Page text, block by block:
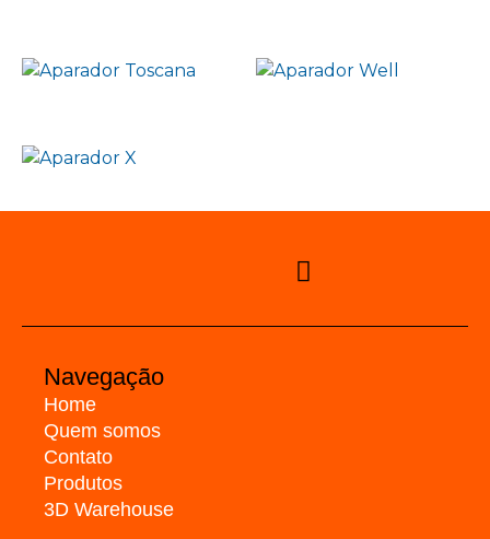
Navegação
Home
Quem somos
Contato
Produtos
3D Warehouse